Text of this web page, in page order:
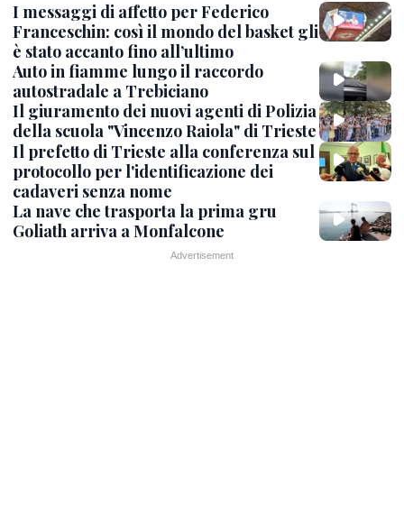
I messaggi di affetto per Federico
Franceschin: così il mondo del basket gli
è stato accanto fino all’ultimo
Auto in fiamme lungo il raccordo
autostradale a Trebiciano
Il giuramento dei nuovi agenti di Polizia
della scuola "Vincenzo Raiola" di Trieste
Il prefetto di Trieste alla conferenza sul
protocollo per l'identificazione dei
cadaveri senza nome
La nave che trasporta la prima gru
Goliath arriva a Monfalcone